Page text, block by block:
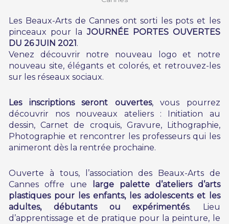
Les Beaux-Arts de Cannes ont sorti les pots et les
pinceaux pour laJOURNÉE PORTES OUVERTES
DU 26 JUIN 2021.
Venez découvrir notre nouveau logo et notre
nouveau site, élégants et colorés, et retrouvez-les
sur les réseaux sociaux.
Les inscriptions seront ouvertes, vous pourrez
découvrir nos nouveaux ateliers : Initiation au
dessin, Carnet de croquis, Gravure, Lithographie,
Photographie et rencontrer les professeurs qui les
animeront dès la rentrée prochaine.
Ouverte à tous, l’association des Beaux-Arts de
Cannes offre une
large palette d’ateliers d’arts
plastiques pour les enfants, les adolescents et les
adultes, débutants ou expérimentés. Lieu
d’apprentissage et de pratique pour la peinture, le